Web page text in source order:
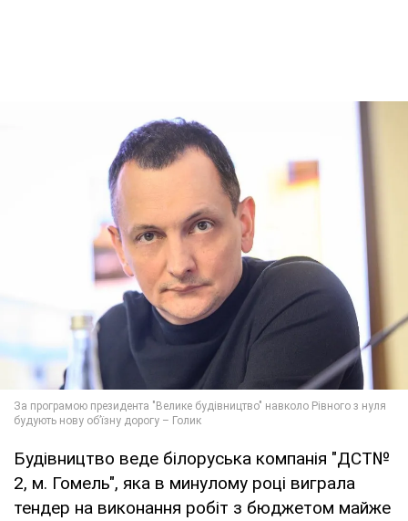
Будівництво веде білоруська компанія "ДСТ№
2, м. Гомель", яка в минулому році виграла
тендер на виконання робіт з бюджетом майже